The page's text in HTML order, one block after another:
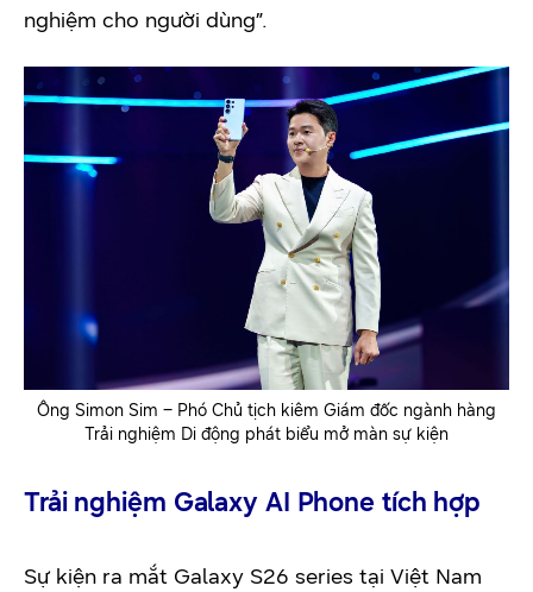
nghiệm cho người dùng”.
Ông Simon Sim – Phó Chủ tịch kiêm Giám đốc ngành hàng
Trải nghiệm Di động phát biểu mở màn sự kiện
Trải nghiệm Galaxy AI Phone tích hợp
Sự kiện ra mắt Galaxy S26 series tại Việt Nam